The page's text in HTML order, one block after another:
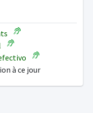
à ce jour